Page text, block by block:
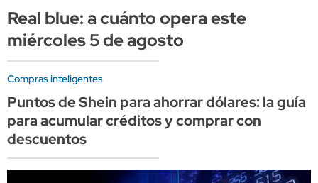
Real blue: a cuánto opera este
miércoles 5 de agosto
Compras inteligentes
Puntos de Shein para ahorrar dólares: la guía
para acumular créditos y comprar con
descuentos